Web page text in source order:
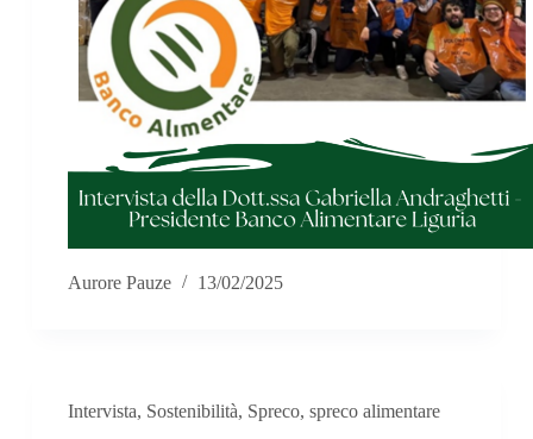
Aurore Pauze 13/02/2025
Intervista, Sostenibilità, Spreco, spreco alimentare